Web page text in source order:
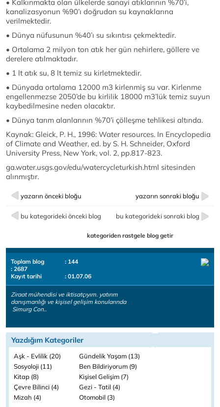
• Kalkınmakta olan ülkelerde sanayi atıklarının %70’i,
kanalizasyonun %90’ı doğrudan su kaynaklarına
verilmektedir.
• Dünya nüfusunun %40’ı su sıkıntısı çekmektedir.
• Ortalama 2 milyon ton atık her gün nehirlere, göllere ve
derelere atılmaktadır.
• 1 lt atık su, 8 lt temiz su kirletmektedir.
• Dünyada ortalama 12000 m3 kirlenmiş su var. Kirlenme
engellenmezse 2050’de bu kirlilik 18000 m3’lük temiz suyun
kaybedilmesine neden olacaktır.
• Dünya tarım alanlarının %70’i çölleşme tehlikesi altında.
Kaynak: Gleick, P. H., 1996: Water resources. In Encyclopedia
of Climate and Weather, ed. by S. H. Schneider, Oxford
University Press, New York, vol. 2, pp.817-823.
ga.water.usgs.gov/edu/watercycleturkish.html sitesinden
alınmıştır.
yazarın önceki bloğu yazarın sonraki bloğu
bu kategorideki önceki blog bu kategorideki sonraki blog
kategoriden rastgele blog getir
Toplam blog
: 144
: 2687
Kayıt tarihi
: 01.07.06
Ziraat mühendisi ve iktisatçıyım. yatırım
danışmanlığı ve kişisel gelişim konularında
Simurg Con..
Yazdığım Kategoriler
Aşk - Evlilik (20)
Gündelik Yaşam (13)
Sosyoloji (11)
Ben Bildiriyorum (9)
Kitap (8)
Kişisel Gelişim (7)
Çevre Bilinci (4)
Gezi - Tatil (4)
Mizah (4)
Otomobil (3)